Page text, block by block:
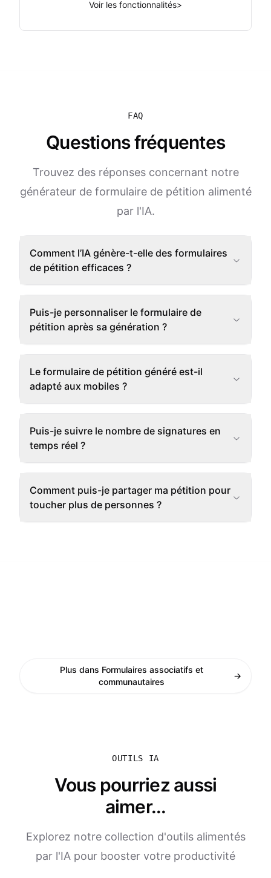
Voir les fonctionnalités>
FAQ
Questions fréquentes
Trouvez des réponses concernant notre
générateur de formulaire de pétition alimenté
par l'IA.
Comment l’IA génère-t-elle des formulaires
de pétition efficaces ?
Puis-je personnaliser le formulaire de
pétition après sa génération ?
Le formulaire de pétition généré est-il
adapté aux mobiles ?
Puis-je suivre le nombre de signatures en
temps réel ?
Comment puis-je partager ma pétition pour
toucher plus de personnes ?
Plus dans Formulaires associatifs et
communautaires
→
OUTILS IA
Vous pourriez aussi
aimer...
Explorez notre collection d'outils alimentés
par l'IA pour booster votre productivité